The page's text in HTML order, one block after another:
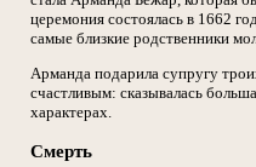
церемония состоялась в 1662
самые близкие родственники
Арманда подарила супругу
счастливым: сказывалась
характерах.
Смерть